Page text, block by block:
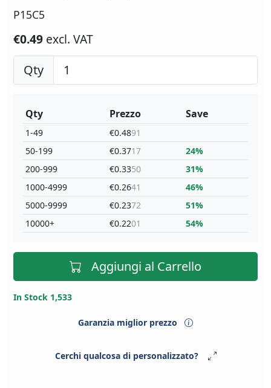
P15C5
€0.49 excl. VAT
Qty
Qty
1-49
50-199
200-999
1000-4999
5000-9999
10000+
Prezzo
€0.4891
€0.3717
€0.3350
€0.2641
€0.2372
€0.2201
Save
24%
31%
46%
51%
54%
Aggiungi al Carrello
In Stock 1,533
Garanzia miglior prezzo
Cerchi qualcosa di personalizzato?